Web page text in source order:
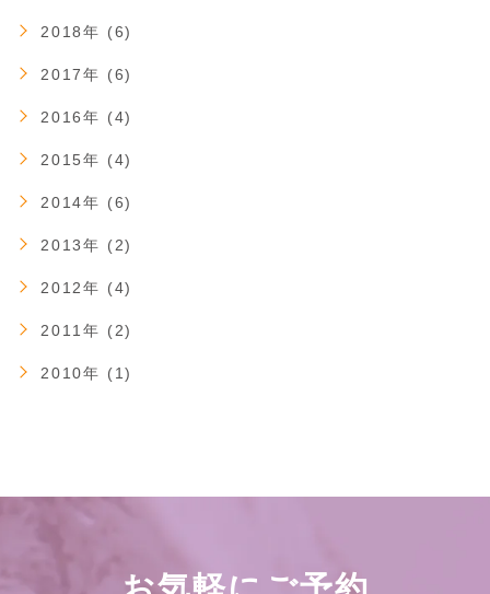
2018年 (6)
2017年 (6)
2016年 (4)
2015年 (4)
2014年 (6)
2013年 (2)
2012年 (4)
2011年 (2)
2010年 (1)